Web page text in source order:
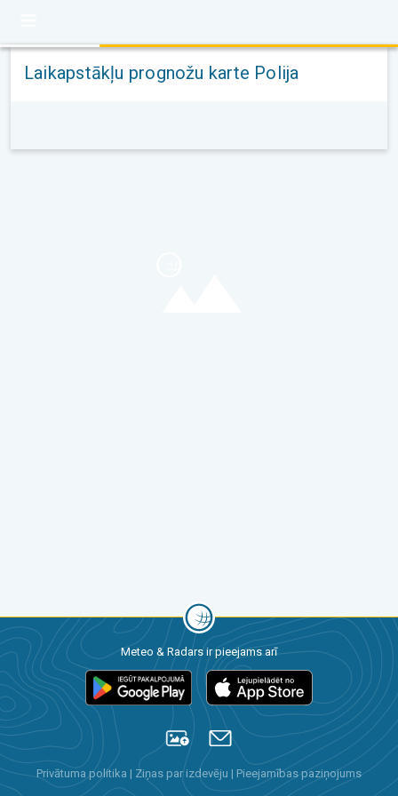
Laikapstākļu prognožu karte Polija
Meteo & Radars ir pieejams arī
Privātuma politika | Ziņas par izdevēju | Pieejamības paziņojums